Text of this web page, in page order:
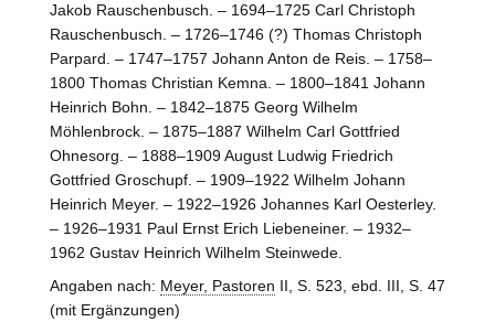
Jakob Rauschenbusch. – 1694–1725 Carl Christoph
Rauschenbusch. – 1726–1746 (?) Thomas Christoph
Parpard. – 1747–1757 Johann Anton de Reis. – 1758–
1800 Thomas Christian Kemna. – 1800–1841 Johann
Heinrich Bohn. – 1842–1875 Georg Wilhelm
Möhlenbrock. – 1875–1887 Wilhelm Carl Gottfried
Ohnesorg. – 1888–1909 August Ludwig Friedrich
Gottfried Groschupf. – 1909–1922 Wilhelm Johann
Heinrich Meyer. – 1922–1926 Johannes Karl Oesterley.
– 1926–1931 Paul Ernst Erich Liebeneiner. – 1932–
1962 Gustav Heinrich Wilhelm Steinwede.
Angaben nach: Meyer, Pastoren II, S. 523, ebd. III, S. 47
(mit Ergänzungen)